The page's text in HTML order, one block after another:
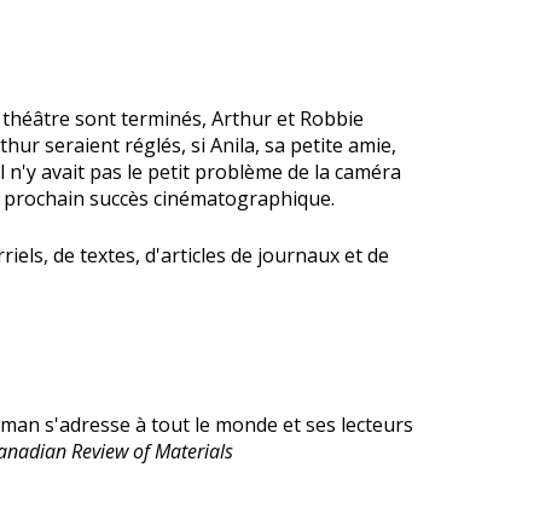
sont terminés, Arthur et Robbie
seraient réglés, si Anila, sa petite amie,
avait pas le petit problème de la caméra
succès cinématographique.
de textes, d'articles de journaux et de
s'adresse à tout le monde et ses lecteurs
Review of Materials